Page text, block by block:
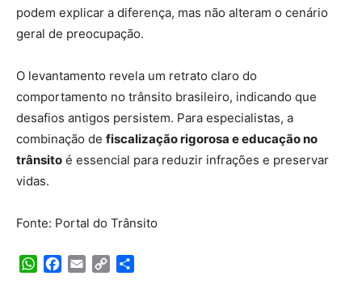
podem explicar a diferença, mas não alteram o cenário
geral de preocupação.
O levantamento revela um retrato claro do
comportamento no trânsito brasileiro, indicando que
desafios antigos persistem. Para especialistas, a
combinação de fiscalização rigorosa e educação no
trânsito é essencial para reduzir infrações e preservar
vidas.
Fonte: Portal do Trânsito
WhatsApp
Facebook
Email Copy